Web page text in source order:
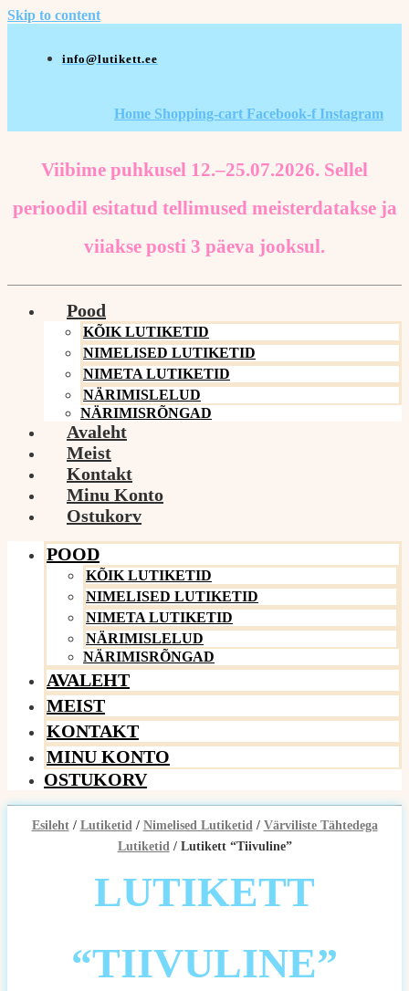
Skip to content
info@lutikett.ee
Home Shopping-cart Facebook-f Instagram
Viibime puhkusel 12.–25.07.2026. Sellel
perioodil esitatud tellimused meisterdatakse ja
viiakse posti 3 päeva jooksul.
Pood
KÕIK LUTIKETID
NIMELISED LUTIKETID
NIMETA LUTIKETID
NÄRIMISLELUD
NÄRIMISRÕNGAD
Avaleht
Meist
Kontakt
Minu Konto
Ostukorv
POOD
KÕIK LUTIKETID
NIMELISED LUTIKETID
NIMETA LUTIKETID
NÄRIMISLELUD
NÄRIMISRÕNGAD
AVALEHT
MEIST
KONTAKT
MINU KONTO
OSTUKORV
Esileht/ Lutiketid/ Nimelised Lutiketid/ Värviliste Tähtedega
Lutiketid/ Lutikett “Tiivuline”
LUTIKETT
“TIIVULINE”